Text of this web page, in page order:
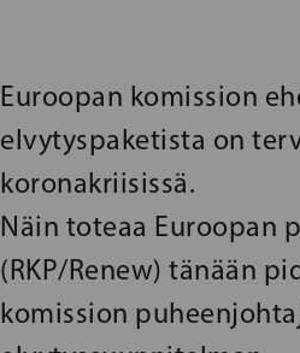
Euroopan komission
elvytyspaketista on
koronakriisissä.
Näin toteaa Euroopan
(RKP/Renew) tänään
komission